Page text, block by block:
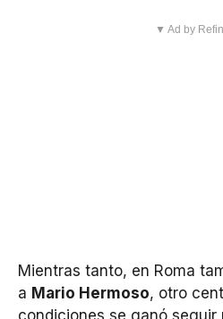
▼ Ad by
Mientras tanto, en Roma
a Mario Hermoso, otro
condiciones se ganó seguir